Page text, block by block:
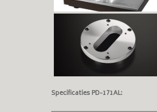
Specificaties PD-171AL: